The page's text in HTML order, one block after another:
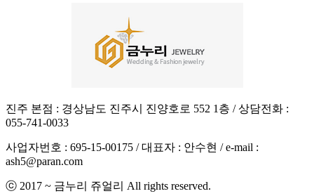
진주 본점 : 경상남도 진주시 진양호로 552 1층 / 상담전화 :
055-741-0033
사업자번호 : 695-15-00175 / 대표자 : 안수현 / e-mail :
ash5@paran.com
ⓒ 2017 ~ 금누리 쥬얼리 All rights reserved.